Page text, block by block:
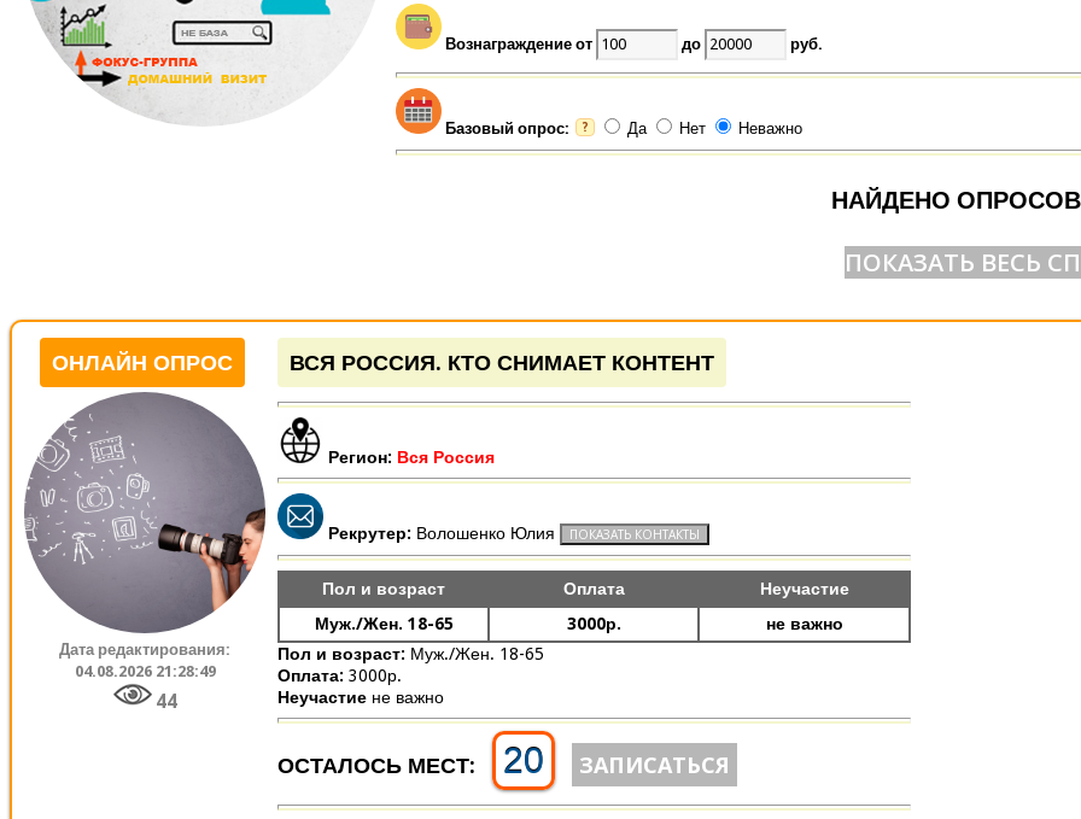
Вознаграждение от до руб.
Базовый опрос: ? Да Нет Неважно
НАЙДЕНО
ПОКАЗАТЬ ВЕСЬ
ОНЛАЙН ОПРОС
Дата редактирования:
04.08.2026 21:28:49
44
ВСЯ РОССИЯ. КТО СНИМАЕТ КОНТЕНТ
Регион: Вся Россия
Рекрутер: Волошенко Юлия
Пол и возраст Оплата
Неучастие
Муж./Жен. 18-65
3000р.
не важно
Пол и возраст: Муж./Жен. 18-65
Оплата: 3000р.
Неучастие не важно
ОСТАЛОСЬ МЕСТ: 20 ЗАПИСАТЬСЯ